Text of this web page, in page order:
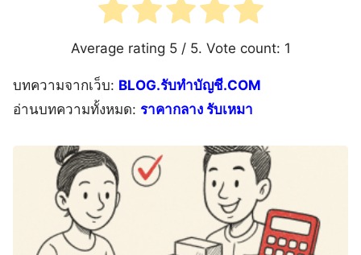
Average rating 5/ 5. Vote count: 1
บทความจากเว็บ: BLOG.รับทำบัญชี.COM
อ่านบทความทั้งหมด: ราคากลาง รับเหมา